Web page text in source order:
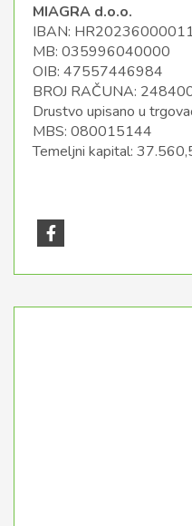
MIAGRA d.o.o.
IBAN:
MB: 035996040000
OIB: 47557446984
BROJ RAČUNA:
Drustvo upisano u
MBS: 080015144
Temeljni kapital: